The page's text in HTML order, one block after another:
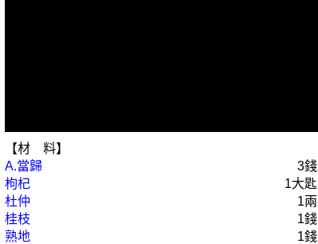
【材 料】
A.當歸
3錢
枸杞
1大匙
杜仲
1兩
桂枝
1錢
熟地
1錢